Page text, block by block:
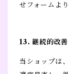
せフォームよ
13. 継続的改善
当ショップは